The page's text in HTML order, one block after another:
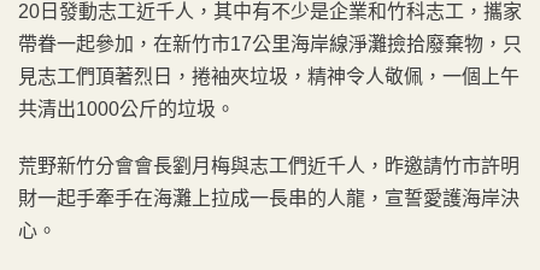
20日發動志工近千人，其中有不少是企業和竹科志工，攜家
帶眷一起參加，在新竹市17公里海岸線淨灘撿拾廢棄物，只
見志工們頂著烈日，捲袖夾垃圾，精神令人敬佩，一個上午
共清出1000公斤的垃圾。
荒野新竹分會會長劉月梅與志工們近千人，昨邀請竹市許明
財一起手牽手在海灘上拉成一長串的人龍，宣誓愛護海岸決
心。